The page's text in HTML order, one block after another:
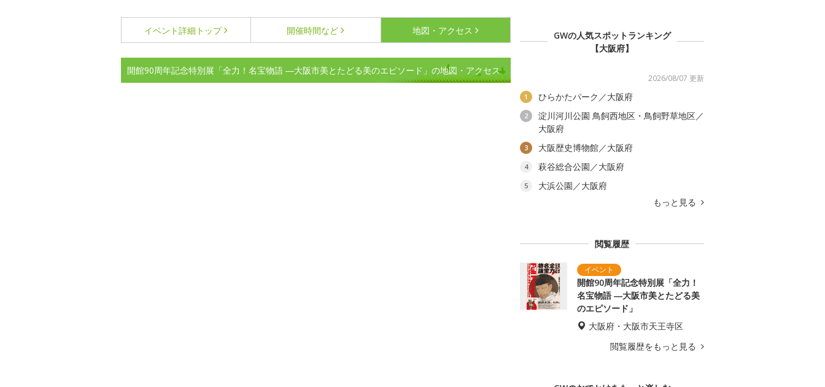
イベント詳細 トップ 開催時間など 地図・アクセス
開館90周年記念特別展「全力！名宝物語 ―大阪市美とたどる美のエピソード」の地図・アクセス
GWの人気スポットランキング
【大阪府】
2026/08/07 更新
1 ひらかたパーク／大阪府
2
淀川河川公園 鳥飼西地区・鳥飼野草地区／
大阪府
3 大阪歴史博物館／大阪府
4 萩谷総合公園／大阪府
5
大浜公園／大阪府
もっと見る
閲覧履歴
開館90周年記念特別展「全力！
名宝物語 ―大阪市美とたどる美
のエピソード」
大阪府・大阪市天王寺区
閲覧履歴をもっと見る